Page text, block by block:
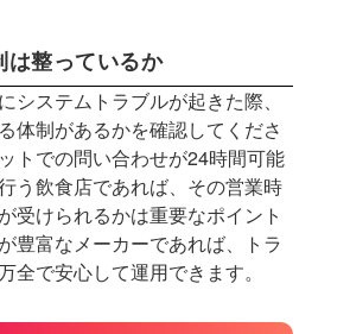
は整っているか
システムトラブルが起きた際、
体制があるかを確認してくださ
トでの問い合わせが24時間可能
う飲食店であれば、その営業時
受けられるかは重要なポイント
豊富なメーカーであれば、トラ
全で安心して運用できます。